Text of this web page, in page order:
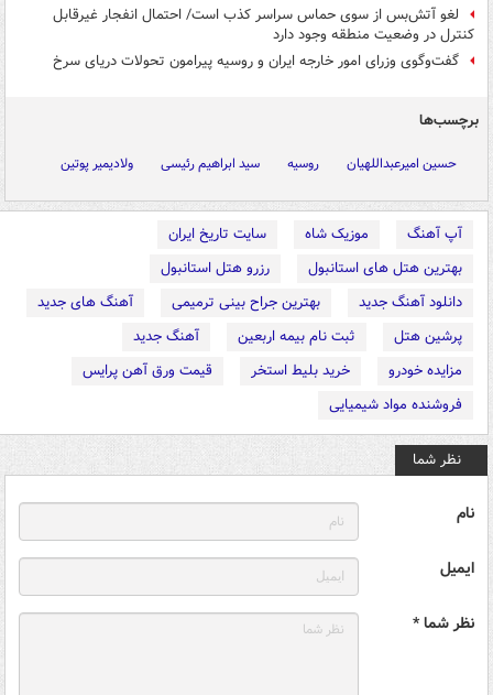
لغو آتش‌بس از سوی حماس سراسر کذب است/ احتمال انفجار غیرقابل
کنترل در وضعیت منطقه وجود دارد
گفت‌وگوی وزرای امور خارجه ایران و روسیه پیرامون تحولات دریای سرخ
برچسب‌ها
حسین امیرعبداللهیان روسیه سید ابراهیم رئیسی ولادیمیر پوتین
آپ آهنگ موزیک شاه
سایت تاریخ ایران
بهترین هتل های استانبول
رزرو هتل استانبول
دانلود آهنگ جدید
بهترین جراح بینی ترمیمی
آهنگ های جدید
پرشین هتل
ثبت نام بیمه اربعین
آهنگ جدید
مزایده خودرو
خرید بلیط استخر
قیمت ورق آهن پرایس
فروشنده مواد شیمیایی
نظر شما
نام
ایمیل
نظر شما *